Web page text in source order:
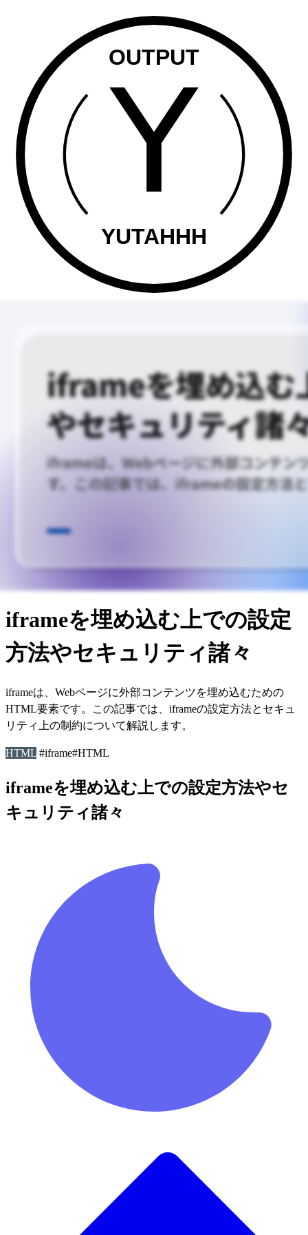
OUTPUT
YUTAHHH
iframeを埋め込む上での設定
方法やセキュリティ諸々
iframeは、Webページに外部コンテンツを埋め込むための
HTML要素です。この記事では、iframeの設定方法とセキュ
リティ上の制約について解説します。
HTML #iframe#HTML
iframeを埋め込む上での設定方法やセ
キュリティ諸々